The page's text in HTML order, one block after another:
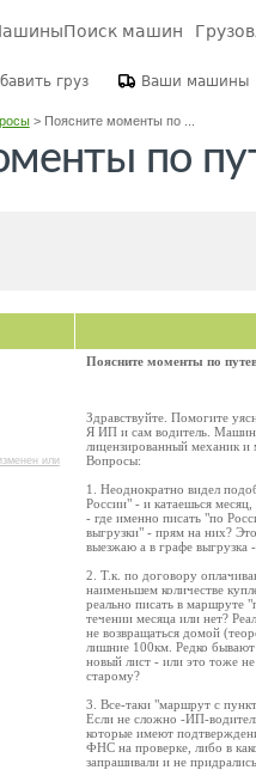
Поиск машин
груз Ваши машины
> Поясните моменты по ...
по
или
Поясните моменты по
Здравствуйте. Помогите
Я ИП и сам водитель.
лицензированный механик
Вопросы:
1. Неоднократно видел
России" - и катаешься
- где именно писать "по
выгрузки" - прям на них?
выезжаю а в графе выгрузка
2. Т.к. по договору
наименьшем количестве
реально писать в маршруте
течении месяца или нет?
не возвращаться домой
лишние 100км. Редко
новый лист - или это тоже
старому?
3. Все-таки "маршрут с
Если не сложно -ИП-
которые имеют
ФНС на проверке, либо в
запрашивали и не